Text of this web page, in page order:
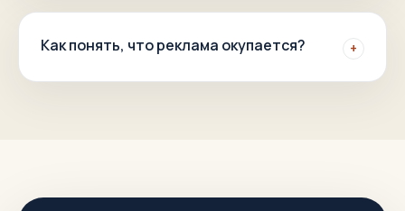
Как понять, что реклама окупается? +